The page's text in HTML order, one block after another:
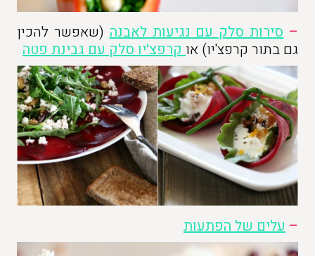
– סירות סלק עם נגיעות לאבנה (שאפשר להכין
גם בתור קרפצ'יו) או קרפצ'יו סלק עם גבינת פטה
– עלים של הפתעות